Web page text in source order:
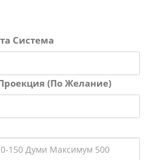
Система
(По Желание)